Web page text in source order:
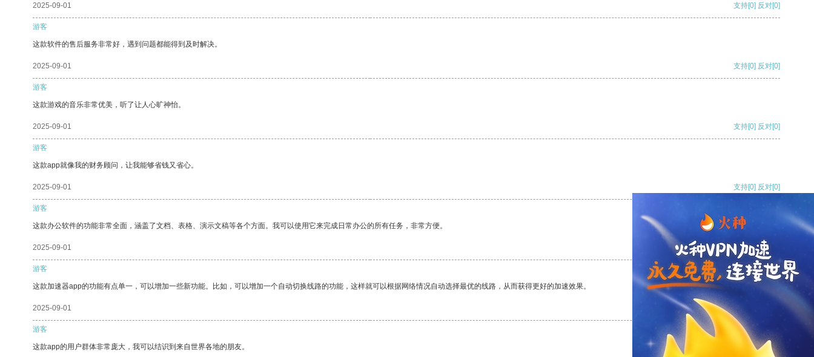
2025-09-01 支持[0] 反对[0]
游客
这款软件的售后服务非常好，遇到问题都能得到及时解决。
2025-09-01 支持[0] 反对[0]
游客
这款游戏的音乐非常优美，听了让人心旷神怡。
2025-09-01 支持[0] 反对[0]
游客
这款app就像我的财务顾问，让我能够省钱又省心。
2025-09-01 支持[0] 反对[0]
游客
这款办公软件的功能非常全面，涵盖了文档、表格、演示文稿等各个方面。我可以使用它来完成日常办公的所有任务，非常方便。
2025-09-01 支持[0] 反对
游客
这款加速器app的功能有点单一，可以增加一些新功能。比如，可以增加一个自动切换线路的功能，这样就可以根据网络情况自动选择最优的线路，从而获得更好的加速效果。
2025-09-01 支持
游客
这款app的用户群体非常庞大，我可以结识到来自世界各地的朋友。